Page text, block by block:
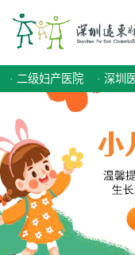
· 二级妇产医院 · 深圳